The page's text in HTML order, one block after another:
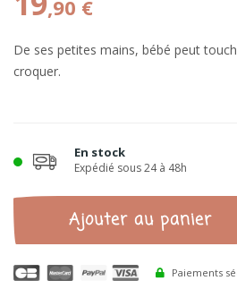
,90 €
De ses petites mains, bébé peut
croquer.
En stock
Expédié sous 24 à 48h
Ajouter au panier
Paiements